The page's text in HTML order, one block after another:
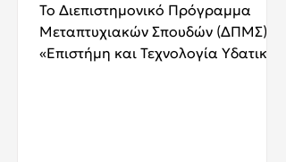
Το Διεπιστημονικό Πρόγραμμα
Μεταπτυχιακών Σπουδών (ΔΠΜΣ)
«Επιστήμη και Τεχνολογία Υδατικών